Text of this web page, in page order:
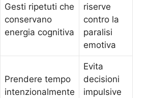
Gesti ripetuti che
conservano
energia cognitiva
riserve
contro la
paralisi
emotiva
Prendere tempo
intenzionalmente
Evita
decisioni
impulsive